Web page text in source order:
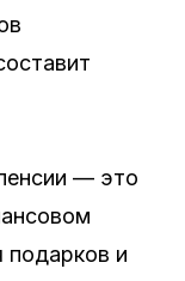
— это
и